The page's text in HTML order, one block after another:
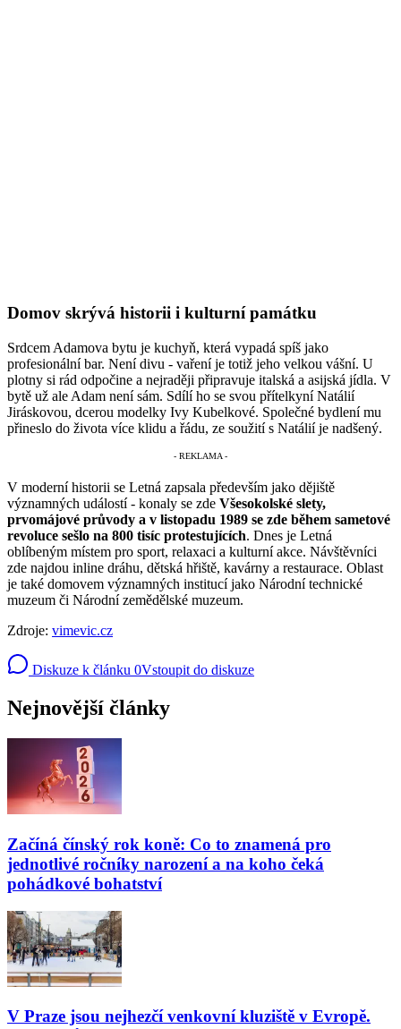
Domov skrývá historii i kulturní památku
Srdcem Adamova bytu je kuchyň, která vypadá spíš jako
profesionální bar. Není divu - vaření je totiž jeho velkou vášní. U
plotny si rád odpočine a nejraději připravuje italská a asijská jídla. V
bytě už ale Adam není sám. Sdílí ho se svou přítelkyní Natálií
Jiráskovou, dcerou modelky Ivy Kubelkové. Společné bydlení mu
přineslo do života více klidu a řádu, ze soužití s Natálií je nadšený.
V moderní historii se Letná zapsala především jako dějiště
významných událostí - konaly se zde Všesokolské slety,
prvomájové průvody a v listopadu 1989 se zde během sametové
revoluce sešlo na 800 tisíc protestujících. Dnes je Letná
oblíbeným místem pro sport, relaxaci a kulturní akce. Návštěvníci
zde najdou inline dráhu, dětská hřiště, kavárny a restaurace. Oblast
je také domovem významných institucí jako Národní technické
muzeum či Národní zemědělské muzeum.
Zdroje: vimevic.cz
Diskuze k článku 0Vstoupit do diskuze
Nejnovější články
Začíná čínský rok koně: Co to znamená pro
jednotlivé ročníky narození a na koho čeká
pohádkové bohatství
V Praze jsou nejhezčí venkovní kluziště v Evropě.